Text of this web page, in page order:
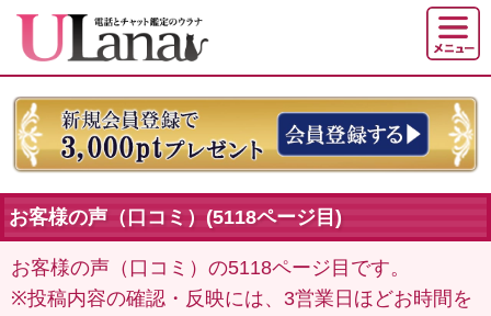
お客様の声（口コミ）(5118ページ目)
お客様の声（口コミ）の5118ページ目です。
※投稿内容の確認・反映には、3営業日ほどお時間を